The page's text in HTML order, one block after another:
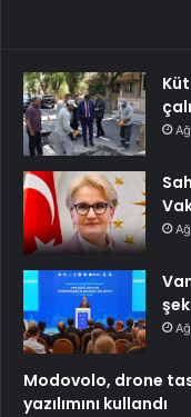
Modovolo, drone
yazılımını kullandı